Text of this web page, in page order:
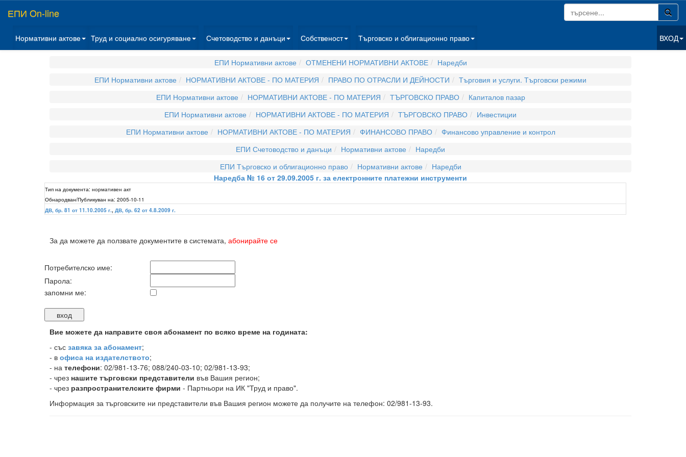
ЕПИ On-line
Нормативни актове Труд и социално осигуряване Счетоводство и данъци Собственост Търговско и облигационно право ВХОД
ЕПИ Нормативни актове ОТМЕНЕНИ НОРМАТИВНИ АКТОВЕ
Наредби
ЕПИ Нормативни актове
НОРМАТИВНИ АКТОВЕ - ПО МАТЕРИЯ ПРАВО ПО ОТРАСЛИ И ДЕЙНОСТИ
Търговия и услуги. Търговски режими
ЕПИ Нормативни актове
НОРМАТИВНИ АКТОВЕ - ПО МАТЕРИЯ ТЪРГОВСКО ПРАВО
Капиталов пазар
ЕПИ Нормативни актове
НОРМАТИВНИ АКТОВЕ - ПО МАТЕРИЯ ТЪРГОВСКО ПРАВО
Инвестиции
ЕПИ Нормативни актове
НОРМАТИВНИ АКТОВЕ - ПО МАТЕРИЯ ФИНАНСОВО ПРАВО
Финансово управление и контрол
ЕПИ Счетоводство и данъци
Нормативни актове
Наредби
ЕПИ Търговско и облигационно право
Нормативни актове
Наредби
Наредба № 16 от 29.09.2005 г. за електронните платежни инструменти
Тип на документа: нормативен акт
Обнародван/Публикуван на: 2005-10-11
ДВ, бр. 81 от 11.10.2005 г., ДВ, бр. 62 от 4.8.2009 г.
За да можете да ползвате документите в системата, абонирайте се
Потребителско име:
Парола:
запомни ме:
Вие можете да направите своя абонамент по всяко време на годината:
- със завяка за абонамент;
- в офиса на издателството;
- на телефони: 02/981-13-76; 088/240-03-10; 02/981-13-93;
- чрез нашите търговски представители във Вашия регион;
- чрез разпространителските фирми - Партньори на ИК "Труд и право".
Информация за търговските ни представители във Вашия регион можете да получите на телефон: 02/981-13-93.